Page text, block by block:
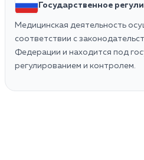
Государственное
Медицинская деятельность
соответствии с
Федерации и находится под
регулированием и контролем.